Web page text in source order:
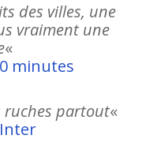
des villes, une
vraiment une
«
minutes
ruches partout«